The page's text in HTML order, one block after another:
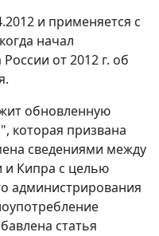
и применяется с
начал
от 2012 г. об
обновленную
которая призвана
сведениями между
и Кипра с целью
администрирования
статья